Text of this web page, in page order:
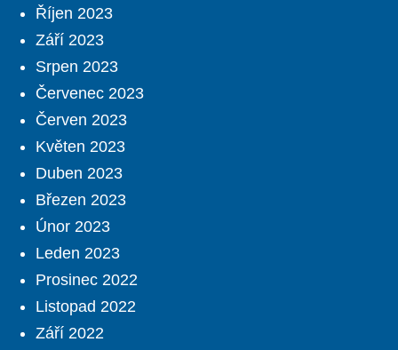
Říjen 2023
Září 2023
Srpen 2023
Červenec 2023
Červen 2023
Květen 2023
Duben 2023
Březen 2023
Únor 2023
Leden 2023
Prosinec 2022
Listopad 2022
Září 2022